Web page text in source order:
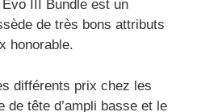
III Bundle est un
de très bons attributs
honorable.
différents prix chez les
tête d’ampli basse et le